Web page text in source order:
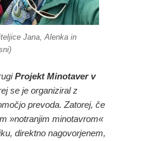
Jana, Alenka in
Projekt Minotaver v
se je organiziral z
prevoda. Zatorej, če
»notranjim minotavrom«
direktno nagovorjenem,